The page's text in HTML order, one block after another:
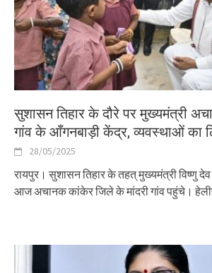
सुशासन तिहार के दौरे पर मुख्यमंत्री
गांव के आँगनबाड़ी केंद्र, व्यवस्थाओं का
28/05/2025
रायपुर। सुशासन तिहार के तहत् मुख्यमंत्री विष्णु
आज अचानक कांकेर जिले के मांदरी गांव पहुंचे।